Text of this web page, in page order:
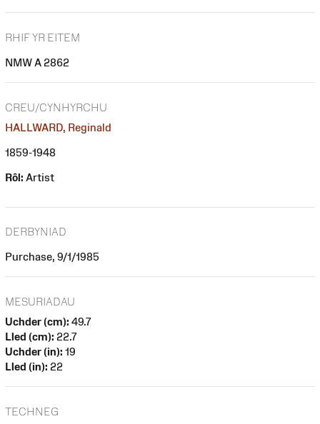
RHIF YR EITEM
NMW A 2862
CREU/CYNHYRCHU
HALLWARD, Reginald
1859-1948
Rôl: Artist
DERBYNIAD
Purchase, 9/1/1985
MESURIADAU
Uchder (cm): 49.7
Lled (cm): 22.7
Uchder (in): 19
Lled (in): 22
TECHNEG